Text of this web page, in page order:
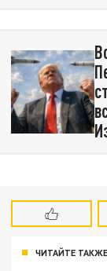
ЧИТАЙТЕ